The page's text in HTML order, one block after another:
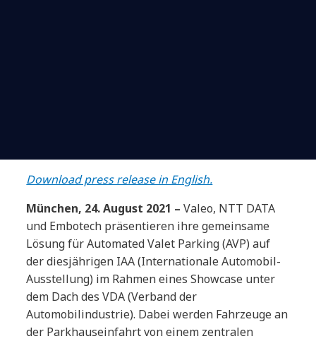
Download press release in English.
München, 24. August 2021 – Valeo, NTT DATA
und Embotech präsentieren ihre gemeinsame
Lösung für Automated Valet Parking (AVP) auf
der diesjährigen IAA (Internationale Automobil-
Ausstellung) im Rahmen eines Showcase unter
dem Dach des VDA (Verband der
Automobilindustrie). Dabei werden Fahrzeuge an
der Parkhauseinfahrt von einem zentralen